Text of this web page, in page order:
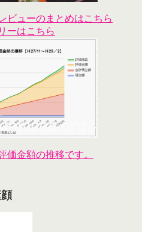
ビューのまとめはこちら
ーはこちら
価金額の推移です。